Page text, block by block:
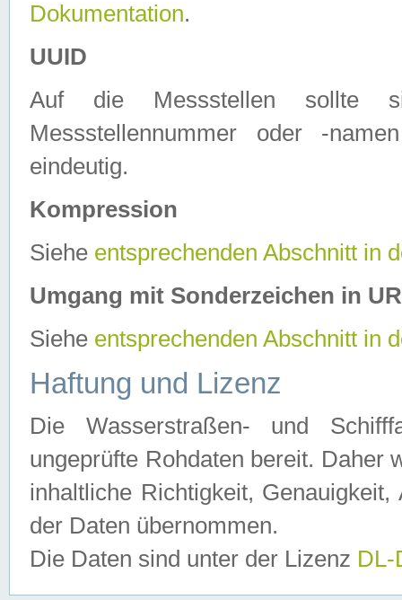
Dokumentation.
UUID
Auf die Messstellen sollte
Messstellennummer oder -
eindeutig.
Kompression
Siehe entsprechenden Abschnitt in
Umgang mit Sonderzeichen in
Siehe entsprechenden Abschnitt in
Haftung und Lizenz
Die Wasserstraßen- und
ungeprüfte Rohdaten bereit. Daher
inhaltliche Richtigkeit,
der Daten übernommen.
Die Daten sind unter der Lizenz